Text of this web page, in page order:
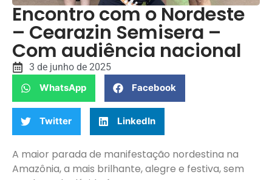
Encontro com o Nordeste
– Cearazin Semisera –
Com audiência nacional
3 de junho de 2025
WhatsApp
Facebook
Twitter LinkedIn
A maior parada de manifestação nordestina na
Amazônia, a mais brilhante, alegre e festiva, sem